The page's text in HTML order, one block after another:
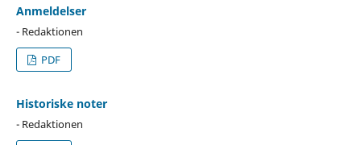
Anmeldelser
- Redaktionen
PDF
Historiske noter
- Redaktionen